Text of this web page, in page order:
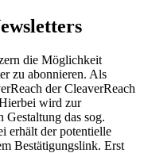
die Möglichkeit
zu abonnieren. Als
der CleaverReach
wird zur
Gestaltung das sog.
erhält der potentielle
Bestätigungslink. Erst